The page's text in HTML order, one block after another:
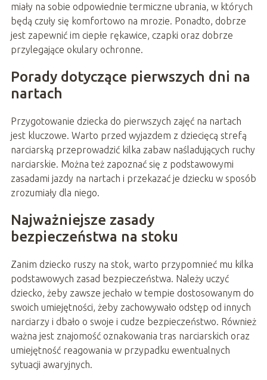
miały na sobie odpowiednie termiczne ubrania, w których
będą czuły się komfortowo na mrozie. Ponadto, dobrze
jest zapewnić im ciepłe rękawice, czapki oraz dobrze
przylegające okulary ochronne.
Porady dotyczące pierwszych dni na
nartach
Przygotowanie dziecka do pierwszych zajęć na nartach
jest kluczowe. Warto przed wyjazdem z dziecięcą strefą
narciarską przeprowadzić kilka zabaw naśladujących ruchy
narciarskie. Można też zapoznać się z podstawowymi
zasadami jazdy na nartach i przekazać je dziecku w sposób
zrozumiały dla niego.
Najważniejsze zasady
bezpieczeństwa na stoku
Zanim dziecko ruszy na stok, warto przypomnieć mu kilka
podstawowych zasad bezpieczeństwa. Należy uczyć
dziecko, żeby zawsze jechało w tempie dostosowanym do
swoich umiejętności, żeby zachowywało odstęp od innych
narciarzy i dbało o swoje i cudze bezpieczeństwo. Również
ważna jest znajomość oznakowania tras narciarskich oraz
umiejętność reagowania w przypadku ewentualnych
sytuacji awaryjnych.